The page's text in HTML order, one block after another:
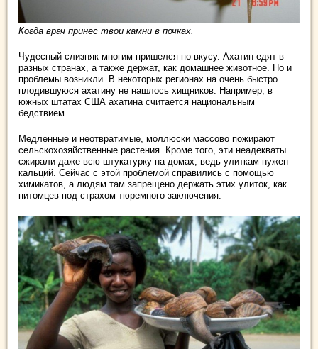
Когда врач принес твои камни в почках.
Чудесный слизняк многим пришелся по вкусу. Ахатин едят в
разных странах, а также держат, как домашнее животное. Но и
проблемы возникли. В некоторых регионах на очень быстро
плодившуюся ахатину не нашлось хищников. Например, в
южных штатах США ахатина считается национальным
бедствием.
Медленные и неотвратимые, моллюски массово пожирают
сельскохозяйственные растения. Кроме того, эти неадекваты
сжирали даже всю штукатурку на домах, ведь улиткам нужен
кальций. Сейчас с этой проблемой справились с помощью
химикатов, а людям там запрещено держать этих улиток, как
питомцев под страхом тюремного заключения.